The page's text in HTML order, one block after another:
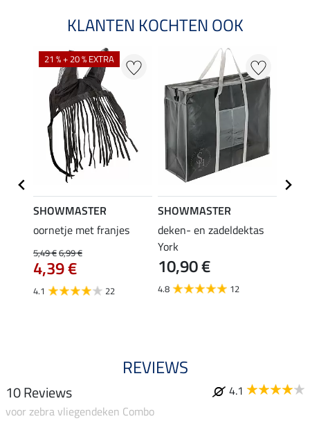
KLANTEN KOCHTEN OOK
21 % + 20 % EXTRA
SHOWMASTER
oornetje met franjes
5,49 €6,99 €
4,39 €
4.1 22
SHOWMASTER
deken- en zadeldektas
York
10,90 €
4.8 12
REVIEWS
10 Reviews
4.1
voor zebra vliegendeken Combo